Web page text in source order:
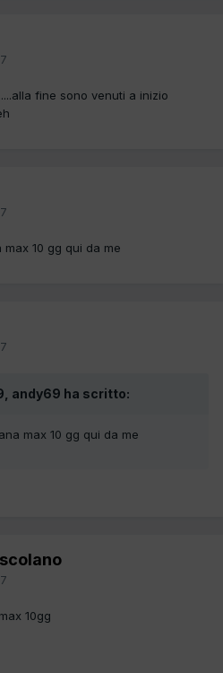
fine sono venuti a inizio
10 gg qui da me
andy69 ha scritto:
max 10 gg qui da me
10gg